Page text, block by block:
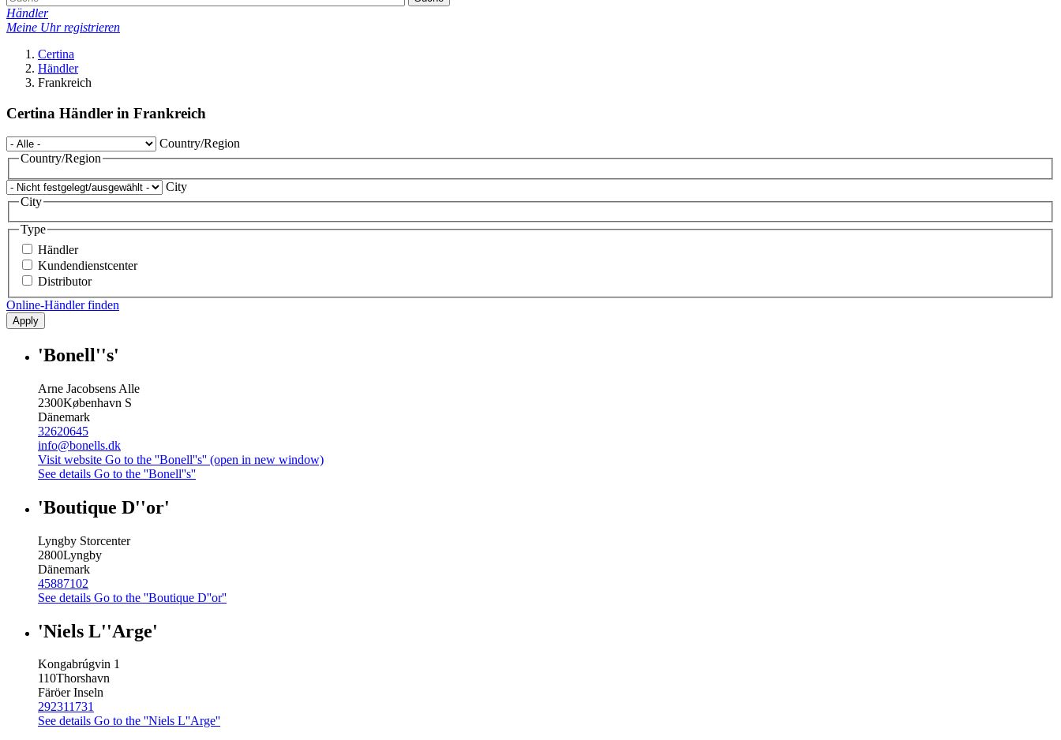
Händler
Meine Uhr registrieren
Certina
Händler
Frankreich
Certina Händler in Frankreich
Country/Region
Country/Region
City
City
Type
Händler
Kundendienstcenter
Distributor
Online-Händler finden
Apply
'Bonell''s'
Arne Jacobsens Alle
2300København S
Dänemark
32620645
info@bonells.dk
Visit website Go to the ''Bonell''s'' (open in new window)
See details Go to the ''Bonell''s''
'Boutique D''or'
Lyngby Storcenter
2800Lyngby
Dänemark
45887102
See details Go to the ''Boutique D''or''
'Niels L''Arge'
Kongabrúgvin 1
110Thorshavn
Färöer Inseln
292311731
See details Go to the ''Niels L''Arge''